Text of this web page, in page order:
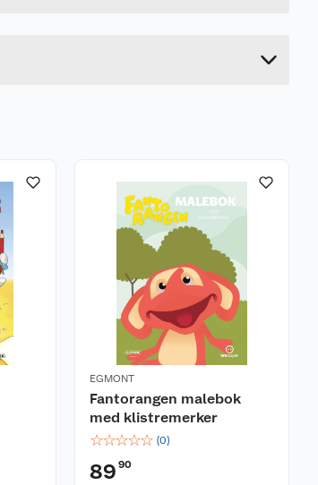
EGMONT
Fantorangen malebok
med klistremerker
☆☆☆☆☆ (0)
89 90